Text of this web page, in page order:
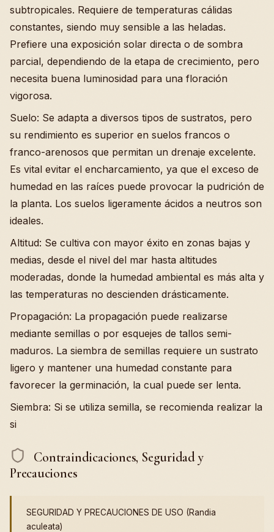
subtropicales. Requiere de temperaturas cálidas
constantes, siendo muy sensible a las heladas.
Prefiere una exposición solar directa o de sombra
parcial, dependiendo de la etapa de crecimiento, pero
necesita buena luminosidad para una floración
vigorosa.
Suelo: Se adapta a diversos tipos de sustratos, pero
su rendimiento es superior en suelos francos o
franco-arenosos que permitan un drenaje excelente.
Es vital evitar el encharcamiento, ya que el exceso de
humedad en las raíces puede provocar la pudrición de
la planta. Los suelos ligeramente ácidos a neutros son
ideales.
Altitud: Se cultiva con mayor éxito en zonas bajas y
medias, desde el nivel del mar hasta altitudes
moderadas, donde la humedad ambiental es más alta y
las temperaturas no descienden drásticamente.
Propagación: La propagación puede realizarse
mediante semillas o por esquejes de tallos semi-
maduros. La siembra de semillas requiere un sustrato
ligero y mantener una humedad constante para
favorecer la germinación, la cual puede ser lenta.
Siembra: Si se utiliza semilla, se recomienda realizar la
si
Contraindicaciones, Seguridad y
Precauciones
SEGURIDAD Y PRECAUCIONES DE USO (Randia
aculeata)